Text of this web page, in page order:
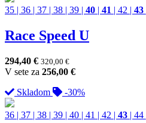
35 | 36 | 37 | 38 | 39 | 40 | 41 | 42 | 43
Race Speed U
294,40 € 320,00 €
V sete za 256,00 €
Skladom
-30%
36 | 37 | 38 | 39 | 40 | 41 | 42 | 43 | 44